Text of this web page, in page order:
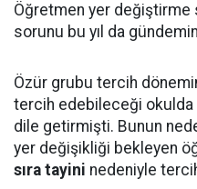
Öğretmen yer
sorunu bu yıl da
Özür grubu tercih
tercih edebileceği okulda
dile getirmişti. Bunun
yer değişikliği bekleyen
sıra tayini nedeniyle